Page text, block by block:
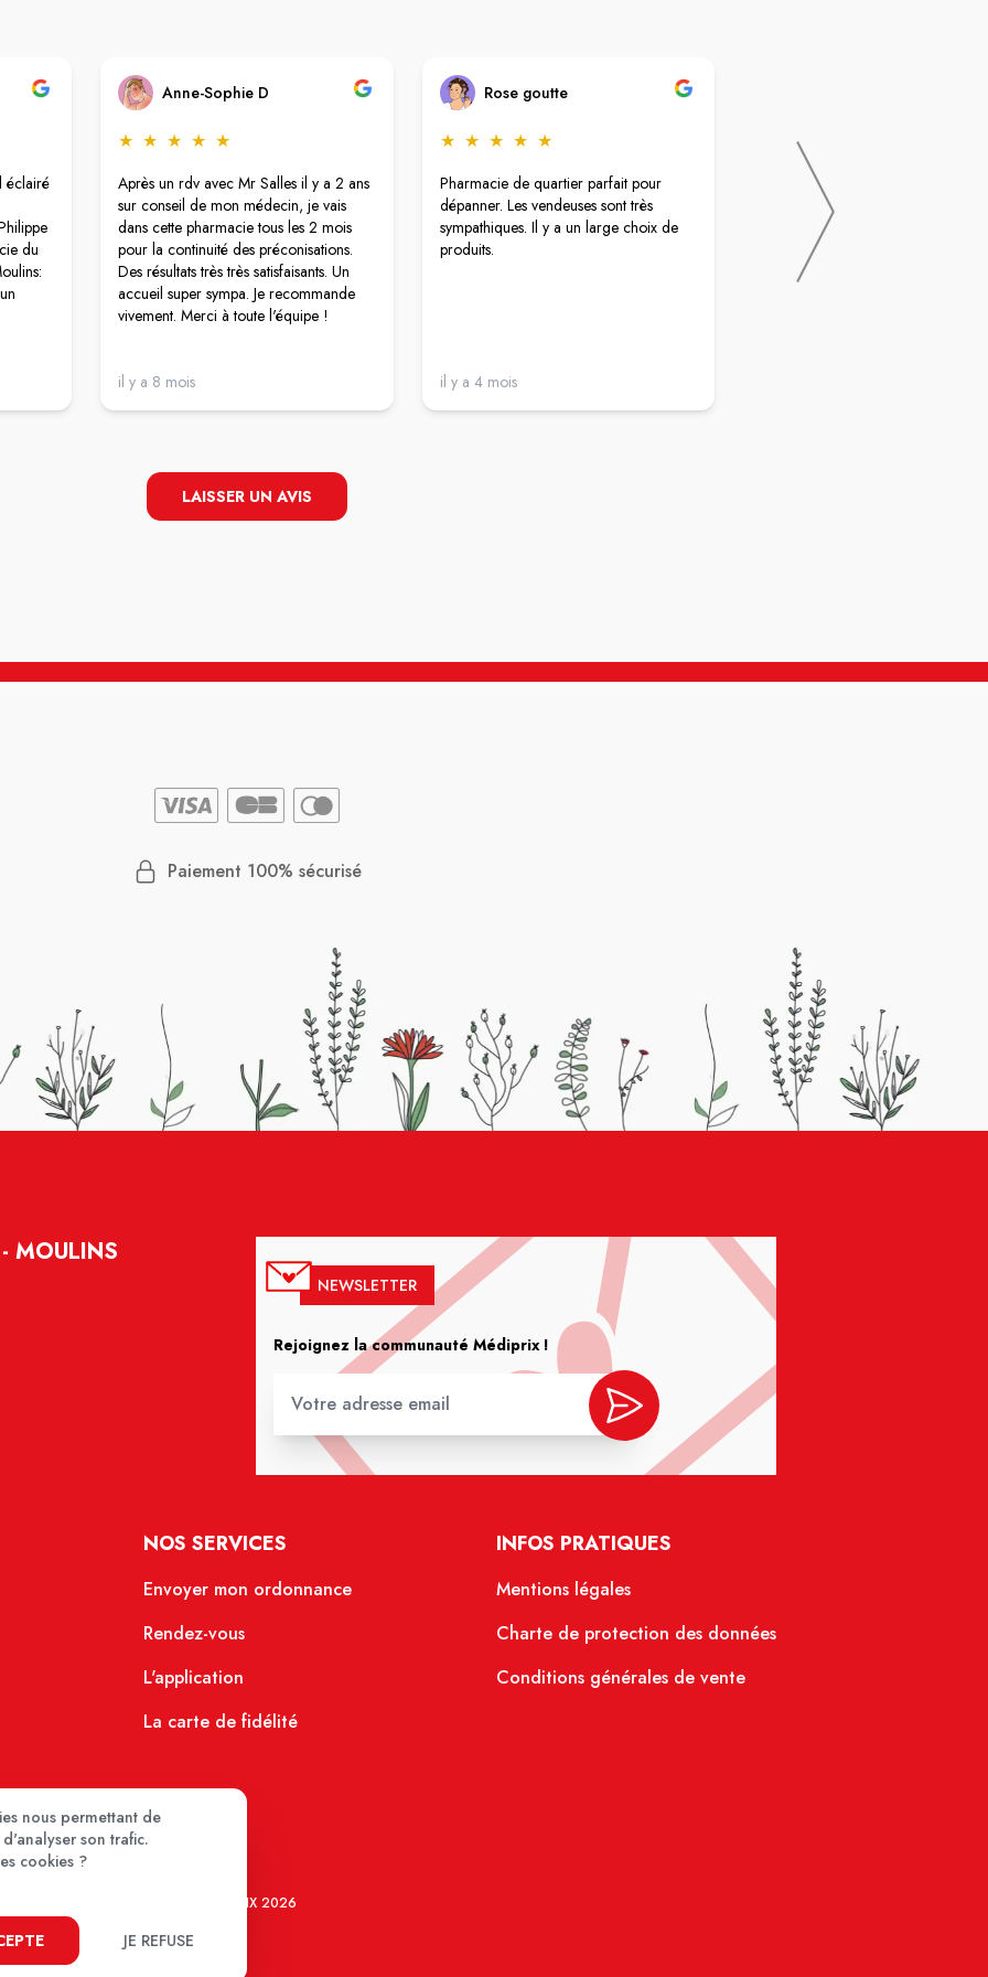
éclairé
du
Anne-Sophie D
★ ★ ★ ★ ★
Après un rdv avec Mr Salles il y a 2 ans
sur conseil de mon médecin, je vais
dans cette pharmacie tous les 2 mois
pour la continuité des préconisations.
Des résultats très très satisfaisants. Un
accueil super sympa. Je recommande
vivement. Merci à toute l'équipe !
il y a 8 mois
Rose goutte
★ ★ ★ ★ ★
Pharmacie de quartier parfait pour
dépanner. Les vendeuses sont très
sympathiques. Il y a un large choix de
produits.
il y a 4 mois
★
Pharmacie au top !
Mr Salles à trouvé une solution à
problème d’oubli de médicaments
ordonnance sécurisée !
Il nous a trouvé un médecin de
LAISSER UN AVIS
Paiement 100% sécurisé
MOULINS
NEWSLETTER
Rejoignez la communauté Médiprix !
NOS SERVICES
Envoyer mon ordonnance
Rendez-vous
L'application
La carte de fidélité
INFOS PRATIQUES
Mentions légales
Charte de protection des données
Conditions générales de vente
MEDIPRIX 2026
nous permettant de
son trafic.
cookies ?
JE REFUSE